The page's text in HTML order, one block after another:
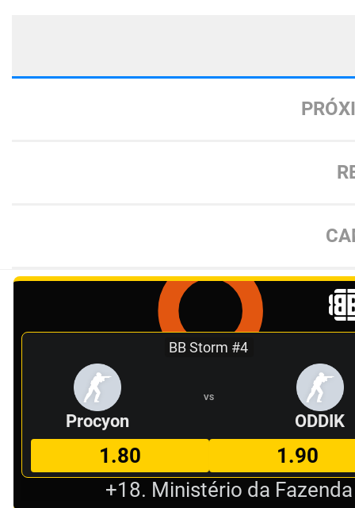
BB Storm #4
Procyon
VS
ODDIK
1.80
1.90
+18. Ministério da